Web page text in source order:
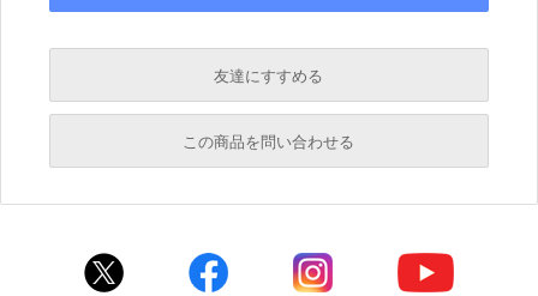
友達にすすめる
必須
必須
この商品を問い合わせる
必須